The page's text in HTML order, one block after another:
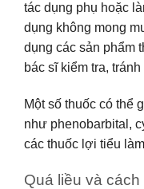
tác dụng phụ hoặc
dụng không mong
dụng các sản phẩm
bác sĩ kiểm tra,
Một số thuốc có thể
như phenobarbital,
các thuốc lợi tiểu
Quá liều và